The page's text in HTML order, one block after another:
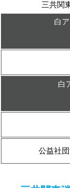
三共関
白
白
公益社